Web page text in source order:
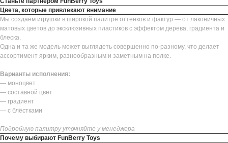
Цвета, которые привлекают внимание
Мы создаём игрушки в широкой палитре оттенков и фактур — от лаконичных
матовых цветов до эксклюзивных пластиков с эффектом дерева, градиента и
блеска.
Одна и та же модель может выглядеть совершенно по-разному, что делает
ассортимент ярким, разнообразным и заметным на полке.
Варианты исполнения:
— моноцвет
— составной цвет
— градиент
— с блёстками
Подробную палитру уточняйте у менеджера
Почему выбирают FunBerry Toys